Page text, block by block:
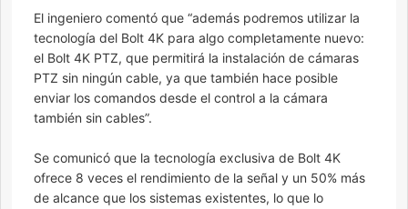
El ingeniero comentó que “además podremos utilizar la
tecnología del Bolt 4K para algo completamente nuevo:
el Bolt 4K PTZ, que permitirá la instalación de cámaras
PTZ sin ningún cable, ya que también hace posible
enviar los comandos desde el control a la cámara
también sin cables”.
Se comunicó que la tecnología exclusiva de Bolt 4K
ofrece 8 veces el rendimiento de la señal y un 50% más
de alcance que los sistemas existentes, lo que lo